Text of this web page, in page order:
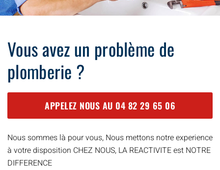
Vous avez un problème de
plomberie ?
APPELEZ NOUS AU 04 82 29 65 06
Nous sommes là pour vous, Nous mettons notre experience
à votre disposition CHEZ NOUS, LA REACTIVITE est NOTRE
DIFFERENCE